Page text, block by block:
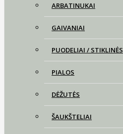
ARBATINUKAI
GAIVANIAI
PUODELIAI / STIKLINĖS
PIALOS
DĖŽUTĖS
ŠAUKŠTELIAI